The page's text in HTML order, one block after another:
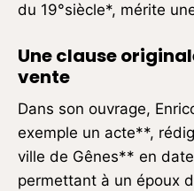
du 19°siècle*, mérite
Une clause
vente
Dans son ouvrage,
exemple un acte**,
ville de Gênes** en
permettant à un époux